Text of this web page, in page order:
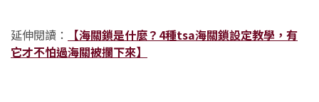
延伸閱讀：
【海關鎖是什麼？4種tsa海關鎖設定教學，有
它才不怕過海關被攔下來】